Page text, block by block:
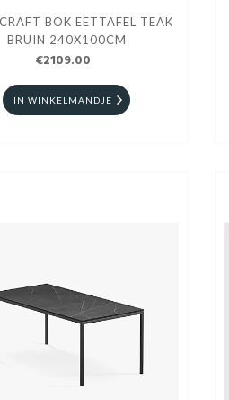
BOK EETTAFEL TEAK
BRUIN 240X100CM
€2109.00
IN WINKELMANDJE